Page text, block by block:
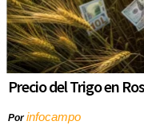
Precio del Trigo en
Porinfocampo